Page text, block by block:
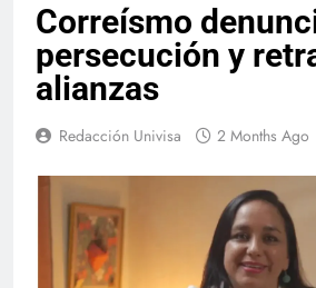
Correísmo
persecución y
alianzas
Redacción Univisa 2 Months Ago